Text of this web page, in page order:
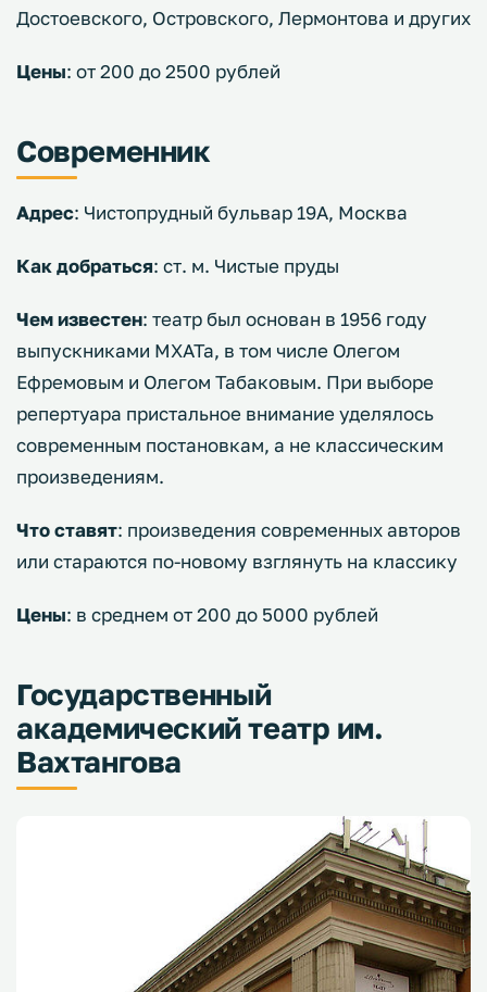
Достоевского, Островского, Лермонтова и других
Цены: от 200 до 2500 рублей
Современник
Адрес: Чистопрудный бульвар 19А, Москва
Как добраться: ст. м. Чистые пруды
Чем известен: театр был основан в 1956 году
выпускниками МХАТа, в том числе Олегом
Ефремовым и Олегом Табаковым. При выборе
репертуара пристальное внимание уделялось
современным постановкам, а не классическим
произведениям.
Что ставят: произведения современных авторов
или стараются по-новому взглянуть на классику
Цены: в среднем от 200 до 5000 рублей
Государственный
академический театр им.
Вахтангова